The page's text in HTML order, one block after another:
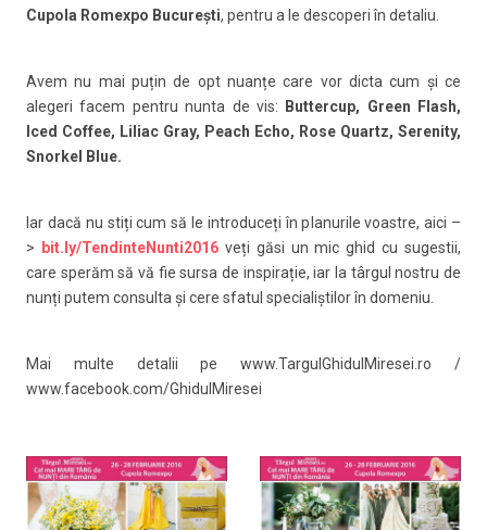
Cupola Romexpo București, pentru a le descoperi în detaliu.
Avem nu mai puțin de opt nuanțe care vor dicta cum și ce
alegeri facem pentru nunta de vis:
Buttercup, Green Flash,
Iced Coffee, Liliac Gray, Peach Echo, Rose Quartz, Serenity,
Snorkel Blue.
Iar dacă nu stiți cum să le introduceți în planurile voastre, aici –
>
bit.ly/TendinteNunti2016 veți găsi un mic ghid cu sugestii,
care sperăm să vă fie sursa de inspirație, iar la târgul nostru de
nunți putem consulta și cere sfatul specialiștilor în domeniu.
Mai multe detalii pe www.TargulGhidulMiresei.ro /
www.facebook.com/GhidulMiresei